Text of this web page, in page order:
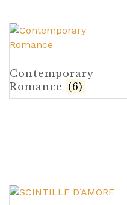
Contemporary
Romance (6)